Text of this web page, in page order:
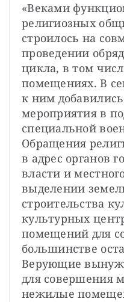
«Веками
религиозных
строилось на
проведении
цикла, в том
помещениях. В
к ним
мероприятия в
специальной
Обращения
в адрес органов
власти и
выделении
строительства
культурных
помещений для
большинстве
Верующие
для совершения
нежилые